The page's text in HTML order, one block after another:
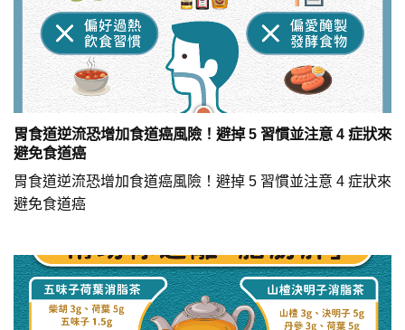
胃食道逆流恐增加食道癌風險！避掉 5 習慣並注意 4 症狀來
避免食道癌
胃食道逆流恐增加食道癌風險！避掉 5 習慣並注意 4 症狀來
避免食道癌